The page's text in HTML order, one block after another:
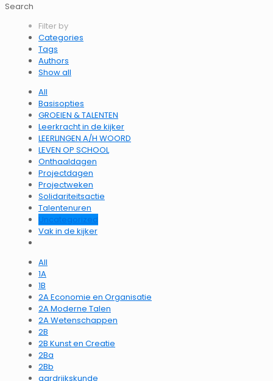
Search
Filter by
Categories
Tags
Authors
Show all
All
Basisopties
GROEIEN & TALENTEN
Leerkracht in de kijker
LEERLINGEN A/H WOORD
LEVEN OP SCHOOL
Onthaaldagen
Projectdagen
Projectweken
Solidariteitsactie
Talentenuren
Uncategorized
Vak in de kijker
All
1A
1B
2A Economie en Organisatie
2A Moderne Talen
2A Wetenschappen
2B
2B Kunst en Creatie
2Ba
2Bb
aardrijkskunde